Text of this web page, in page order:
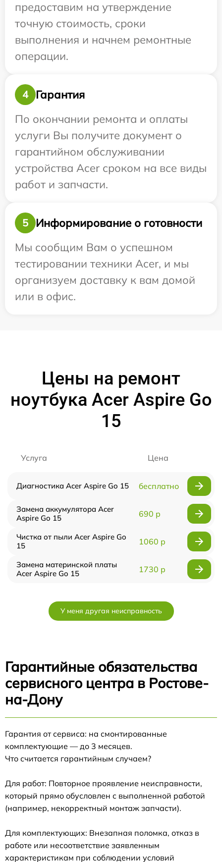
предоставим на утверждение
точную стоимость, сроки
выполнения и начнем ремонтные
операции.
4
Гарантия
По окончании ремонта и оплаты
услуги Вы получите документ о
гарантийном обслуживании
устройства Acer сроком на все виды
работ и запчасти.
5
Информирование о готовности
Мы сообщим Вам о успешном
тестировании техники Acer, и мы
организуем доставку к вам домой
или в офис.
Цены на ремонт
ноутбука Acer Aspire Go
15
Услуга Цена
Диагностика Acer Aspire Go 15 бесплатно
Замена аккумулятора Acer
Aspire Go 15
690 р
Чистка от пыли Acer Aspire Go
15
1060 р
Замена материнской платы
Acer Aspire Go 15
1730 р
У меня другая неисправность
Гарантийные обязательства
сервисного центра в Ростове-
на-Дону
Гарантия от сервиса: на смонтированные
комплектующие — до 3 месяцев.
Что считается гарантийным случаем?
Для работ: Повторное проявление неисправности,
который прямо обусловлен с выполненной работой
(например, некорректный монтаж запчасти).
Для комплектующих: Внезапная поломка, отказ в
работе или несоответствие заявленным
характеристикам при соблюдении условий